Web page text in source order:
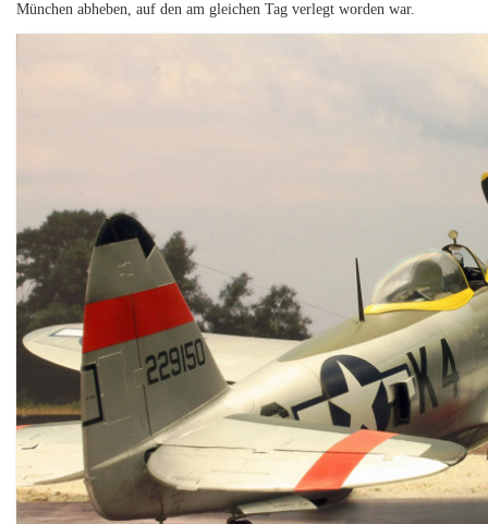
München abheben, auf den am gleichen Tag verlegt worden war.